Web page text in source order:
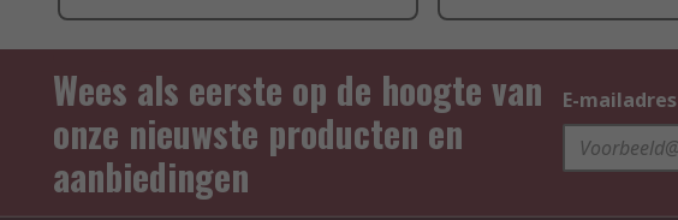
Wees als eerste op de hoogte van
onze nieuwste producten en
aanbiedingen
E-mailadres